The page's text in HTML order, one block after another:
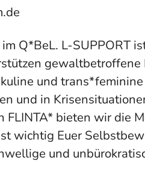
Q*BeL. L-SUPPORT
gewaltbetroffene
und
und in
bieten wir die
wichtig Euer
und